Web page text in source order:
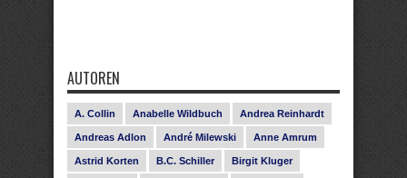
AUTOREN
A. Collin Anabelle Wildbuch Andrea Reinhardt
Andreas Adlon André Milewski Anne Amrum
Astrid Korten B.C. Schiller Birgit Kluger